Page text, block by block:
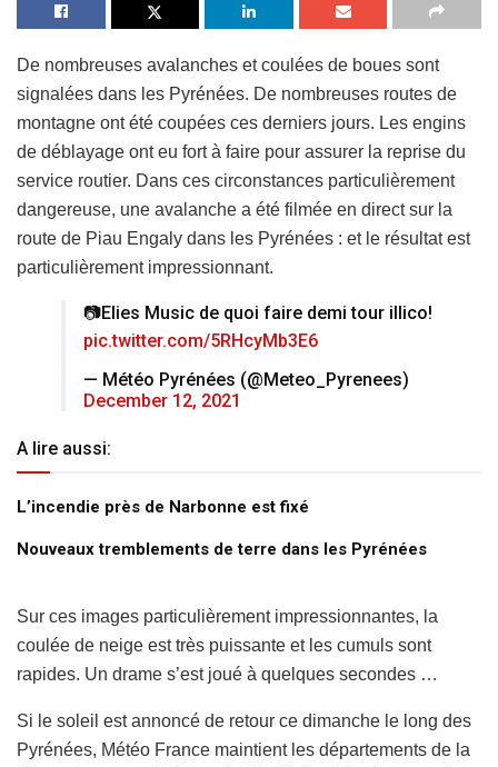
De nombreuses avalanches et coulées de boues sont
signalées dans les Pyrénées. De nombreuses routes de
montagne ont été coupées ces derniers jours. Les engins
de déblayage ont eu fort à faire pour assurer la reprise du
service routier. Dans ces circonstances particulièrement
dangereuse, une avalanche a été filmée en direct sur la
route de Piau Engaly dans les Pyrénées : et le résultat est
particulièrement impressionnant.
📷Elies Music de quoi faire demi tour illico!
pic.twitter.com/5RHcyMb3E6
— Météo Pyrénées (@Meteo_Pyrenees)
December 12, 2021
A lire aussi:
L’incendie près de Narbonne est fixé
Nouveaux tremblements de terre dans les Pyrénées
Sur ces images particulièrement impressionnantes, la
coulée de neige est très puissante et les cumuls sont
rapides. Un drame s’est joué à quelques secondes …
Si le soleil est annoncé de retour ce dimanche le long des
Pyrénées, Météo France maintient les départements de la